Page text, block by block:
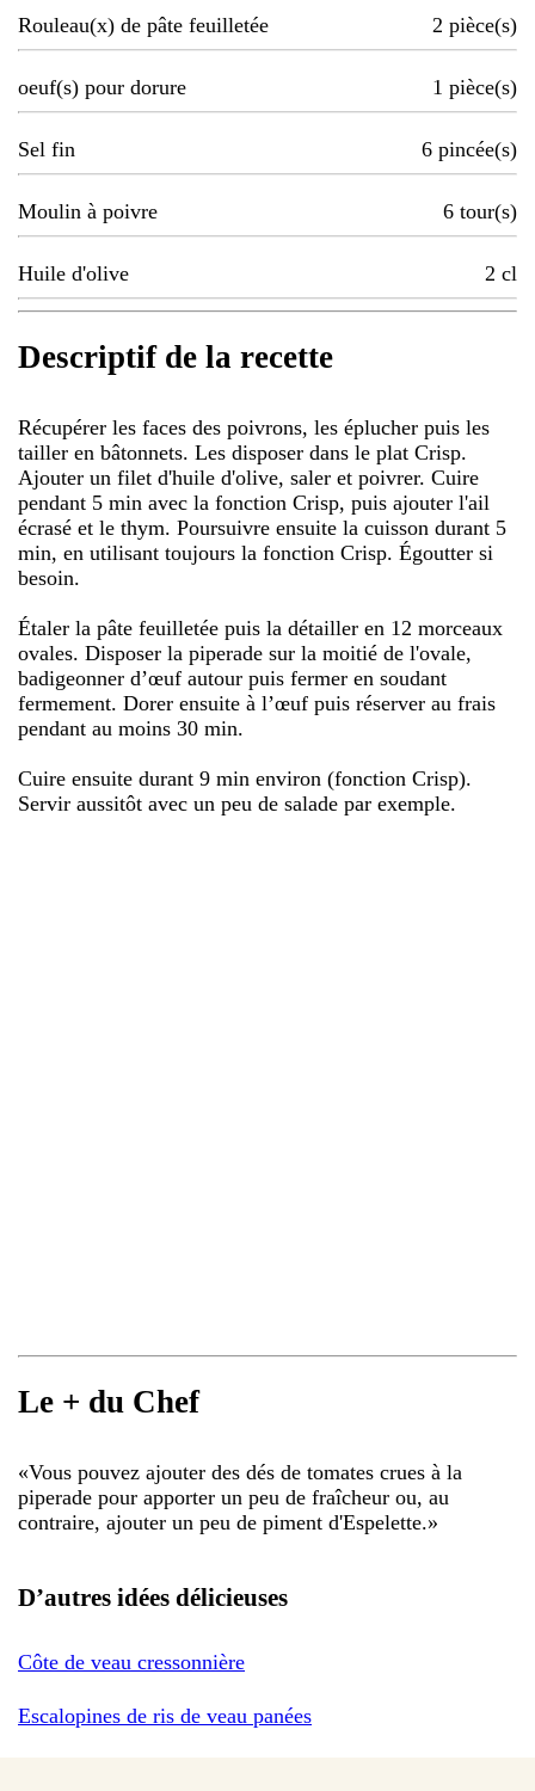
Rouleau(x) de pâte feuilletée 2 pièce(s)
oeuf(s) pour dorure 1 pièce(s)
Sel fin 6 pincée(s)
Moulin à poivre 6 tour(s)
Huile d'olive 2 cl
Descriptif de la recette
Récupérer les faces des poivrons, les éplucher puis les
tailler en bâtonnets. Les disposer dans le plat Crisp.
Ajouter un filet d'huile d'olive, saler et poivrer. Cuire
pendant 5 min avec la fonction Crisp, puis ajouter l'ail
écrasé et le thym. Poursuivre ensuite la cuisson durant 5
min, en utilisant toujours la fonction Crisp. Égoutter si
besoin.
Étaler la pâte feuilletée puis la détailler en 12 morceaux
ovales. Disposer la piperade sur la moitié de l'ovale,
badigeonner d’œuf autour puis fermer en soudant
fermement. Dorer ensuite à l’œuf puis réserver au frais
pendant au moins 30 min.
Cuire ensuite durant 9 min environ (fonction Crisp).
Servir aussitôt avec un peu de salade par exemple.
Le + du Chef
«Vous pouvez ajouter des dés de tomates crues à la
piperade pour apporter un peu de fraîcheur ou, au
contraire, ajouter un peu de piment d'Espelette.»
D’autres idées délicieuses
Côte de veau cressonnière
Escalopines de ris de veau panées